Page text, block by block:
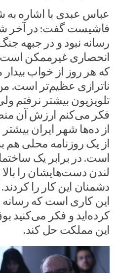
عباس عبدی با اشاره
فاشیست گفت: در آخر
رسانه نبود و در جبهه
انحصاری غیرممکن
که هر روز از خواب
ناترازی عظیم‌تر است.
تلویزیون بیشتر نرفتم
فکر می‌کنم ارزش آن
از ده‌ها شهر ایران
از یک روزنامه محلی هم
است. در برابر یک
لندن دست‌هایشان را بالا
دشمنان این کار را
این کاری است که رسانه
کرده‌اید و فکر می‌کنید
این مملکت حل کند.